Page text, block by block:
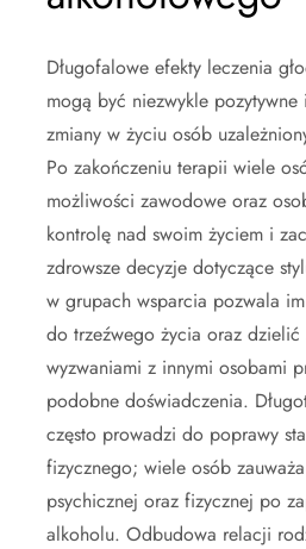
Długofalowe efekty leczenia
mogą być niezwykle
zmiany w życiu osób
Po zakończeniu terapii wiele
możliwości zawodowe oraz
kontrolę nad swoim życiem i
zdrowsze decyzje dotyczące
w grupach wsparcia pozwala
do trzeźwego życia oraz dzielić
wyzwaniami z innymi osobami
podobne doświadczenia.
często prowadzi do poprawy
fizycznego; wiele osób
psychicznej oraz fizycznej po
alkoholu. Odbudowa relacji